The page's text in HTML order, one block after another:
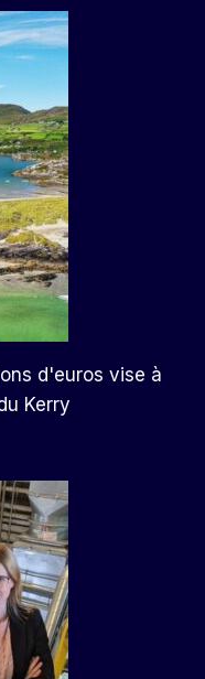
d'euros vise à
Kerry